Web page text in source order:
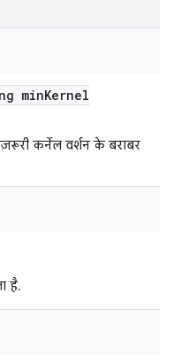
minKernel
कर्नेल वर्शन के बराबर
है.